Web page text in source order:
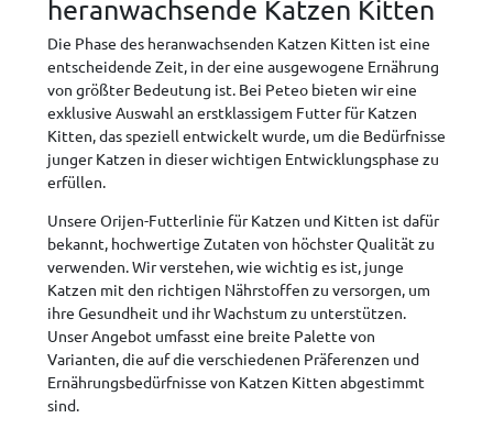
heranwachsende Katzen Kitten
Die Phase des heranwachsenden Katzen Kitten ist eine
entscheidende Zeit, in der eine ausgewogene Ernährung
von größter Bedeutung ist. Bei Peteo bieten wir eine
exklusive Auswahl an erstklassigem Futter für Katzen
Kitten, das speziell entwickelt wurde, um die Bedürfnisse
junger Katzen in dieser wichtigen Entwicklungsphase zu
erfüllen.
Unsere Orijen-Futterlinie für Katzen und Kitten ist dafür
bekannt, hochwertige Zutaten von höchster Qualität zu
verwenden. Wir verstehen, wie wichtig es ist, junge
Katzen mit den richtigen Nährstoffen zu versorgen, um
ihre Gesundheit und ihr Wachstum zu unterstützen.
Unser Angebot umfasst eine breite Palette von
Varianten, die auf die verschiedenen Präferenzen und
Ernährungsbedürfnisse von Katzen Kitten abgestimmt
sind.